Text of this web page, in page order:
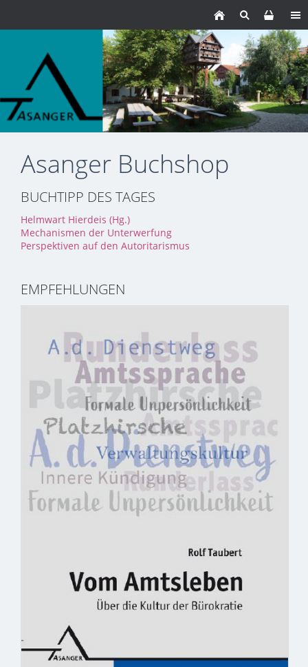
Asanger Buchshop
BUCHTIPP DES TAGES
Helmwart Hierdeis (Hg.)
Mechanismen der Unterwerfung
Perspektiven auf den Autoritarismus
EMPFEHLUNGEN